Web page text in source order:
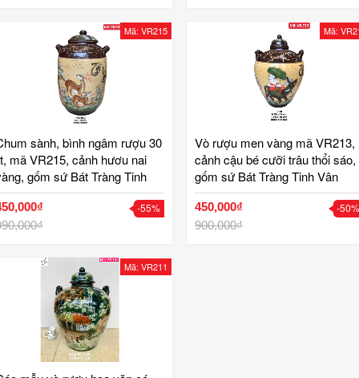
Mã: VR215
sành, bình ngâm rượu 30
mã VR215, cảnh hươu nai
gốm sứ Bát Tràng Tinh
-55%
Mã:
Vò rượu men vàng mã VR213,
cảnh cậu bé cưỡi trâu thổi sáo,
gốm sứ Bát Tràng Tinh Vân
450,000₫
900,000₫
-50%
Mã: VR211